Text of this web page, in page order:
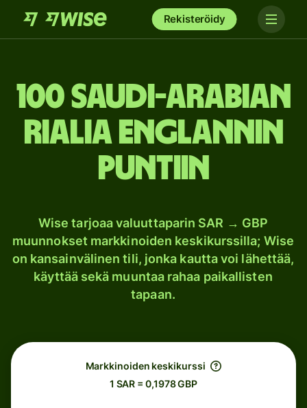
Rekisteröidy
100 Saudi-Arabian
rialia Englannin
puntiin
Wise tarjoaa valuuttaparin SAR → GBP
muunnokset markkinoiden keskikurssilla; Wise
on kansainvälinen tili, jonka kautta voi lähettää,
käyttää sekä muuntaa rahaa paikallisten
tapaan.
Markkinoiden keskikurssi
1 SAR = 0,1978 GBP